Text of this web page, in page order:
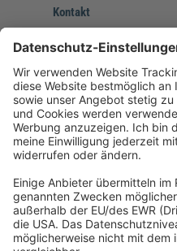
Kontakt
service@forum-verlag.com
Mo-Do 07:30 - 17:00 Uhr
Fr 07:30 - 15:00 Uhr
Folgen Sie uns